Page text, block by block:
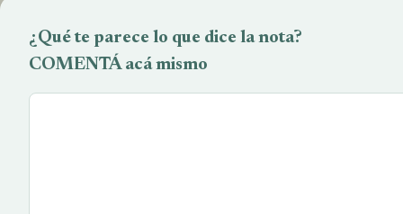
¿Qué te parece lo que dice la nota?
COMENTÁ acá mismo